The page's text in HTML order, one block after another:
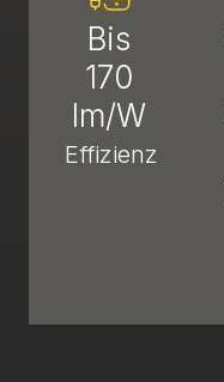
Bis
170
lm/W
Effizienz